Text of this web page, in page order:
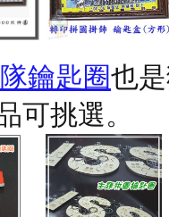
鑰匙圈也
可挑選。